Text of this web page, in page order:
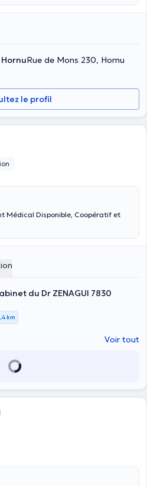
Rue de Mons 230, Hornu
le profil
Médical Disponible, Coopératif et
du Dr ZENAGUI 7830
km
Voir tout